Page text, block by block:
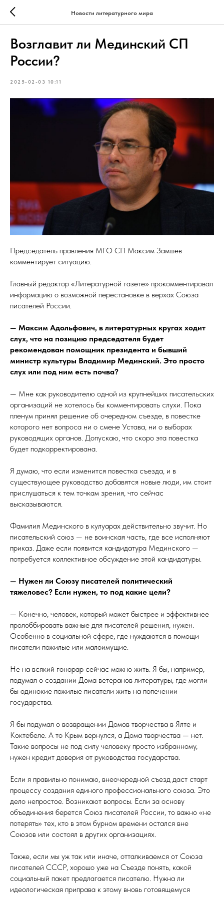
Новости литературного мира
Возглавит ли Мединский СП
России?
2025-02-03 10:11
Председатель правления МГО СП Максим Замшев
комментирует ситуацию.
Главный редактор «Литературной газете» прокомментировал
информацию о возможной перестановке в верхах Союза
писателей России.
— Максим Адольфович, в литературных кругах ходит
слух, что на позицию председателя будет
рекомендован помощник президента и бывший
министр культуры Владимир Мединский. Это просто
слух или под ним есть почва?
— Мне как руководителю одной из крупнейших писательских
организаций не хотелось бы комментировать слухи. Пока
пленум принял решение об очередном съезде, в повестке
которого нет вопроса ни о смене Устава, ни о выборах
руководящих органов. Допускаю, что скоро эта повестка
будет подкорректирована.
Я думаю, что если изменится повестка съезда, и в
существующее руководство добавятся новые люди, им стоит
прислушаться к тем точкам зрения, что сейчас
высказываются.
Фамилия Мединского в кулуарах действительно звучит. Но
писательский союз — не воинская часть, где все исполняют
приказ. Даже если появится кандидатура Мединского —
потребуется коллективное обсуждение этой кандидатуры.
— Нужен ли Союзу писателей политический
тяжеловес? Если нужен, то под какие цели?
— Конечно, человек, который может быстрее и эффективнее
пролоббировать важные для писателей решения, нужен.
Особенно в социальной сфере, где нуждаются в помощи
писатели пожилые или малоимущие.
Не на всякий гонорар сейчас можно жить. Я бы, например,
подумал о создании Дома ветеранов литературы, где могли
бы одинокие пожилые писатели жить на попечении
государства.
Я бы подумал о возвращении Домов творчества в Ялте и
Коктебеле. А то Крым вернулся, а Дома творчества — нет.
Такие вопросы не под силу человеку просто избранному,
нужен кредит доверия от руководства государства.
Если я правильно понимаю, внеочередной съезд даст старт
процессу создания единого профессионального союза. Это
дело непростое. Возникают вопросы. Если за основу
объединения берется Союз писателей России, то важно «не
потерять» тех, кто в этом бурном времени остался вне
Союзов или состоял в других организациях.
Также, если мы уж так или иначе, отталкиваемся от Союза
писателей СССР, хорошо уже на Съезде понять, какой
социальный пакет предлагается писателю. Нужна ли
идеологическая приправа к этому вновь готовящемуся